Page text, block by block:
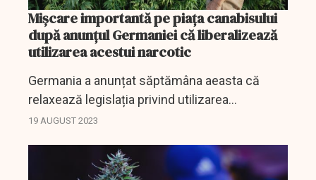
Mișcare importantă pe piața canabisului
după anunțul Germaniei că liberalizează
utilizarea acestui narcotic
Germania a anunțat săptămâna aeasta că
relaxează legislația privind utilizarea
canabisului. Astfel că această țară va avea
canabisului în...
19 AUGUST 2023